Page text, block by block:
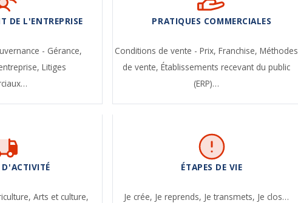
DE L'ENTREPRISE
- Gérance,
Litiges
PRATIQUES COMMERCIALES
Conditions de vente - Prix, Franchise, Méthodes
de vente, Établissements recevant du public
(ERP)…
D'ACTIVITÉ
Arts et culture,
ÉTAPES DE VIE
Je crée, Je reprends, Je transmets, Je clos…